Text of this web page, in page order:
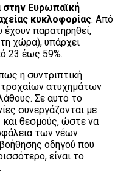
Ευρωπαϊκή
κυκλοφορίας. Από
παρατηρηθεί,
χώρα), υπάρχει
23 έως 59%.
η συντριπτική
ατυχημάτων
Σε αυτό το
συνεργάζονται με
και θεσμούς, ώστε να
των νέων
οδηγού που
είναι το